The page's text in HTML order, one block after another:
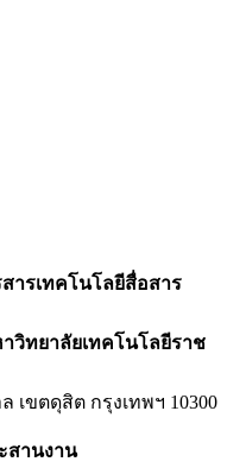
ารเทคโนโลยีสื่อสาร
วิทยาลัยเทคโนโลยีราช
เขตดุสิต กรุงเทพฯ 10300
สานงาน